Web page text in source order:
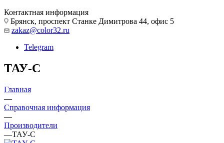
Контактная информация
Брянск, проспект Станке Димитрова 44, офис 5
zakaz@color32.ru
Telegram
ТАУ-С
Главная
—
Справочная информация
—
Производители
—ТАУ-С